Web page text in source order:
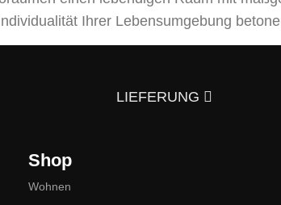
Ihrer Lebensumgebung
dänischen und italienischen
werden.
LIEFERUNG
Shop
Wohnen